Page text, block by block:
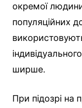
окремої
популяційних
ширше.
При підозрі на